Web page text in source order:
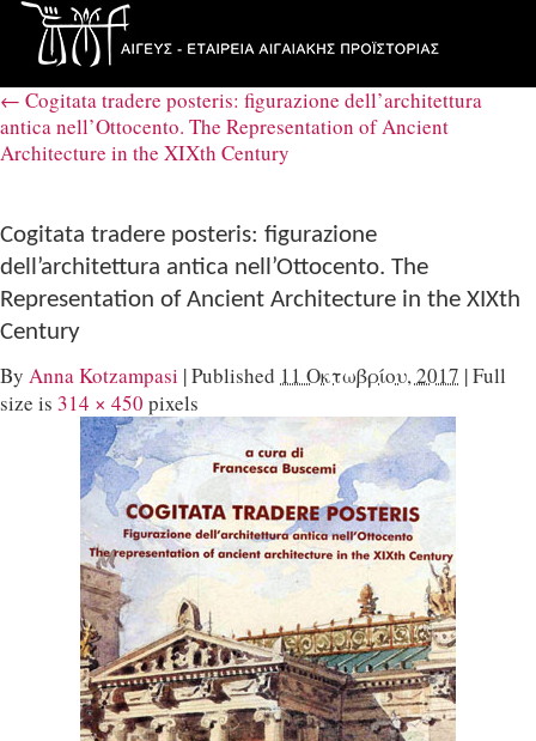
← Cogitata tradere posteris: figurazione dell’architettura
antica nell’Ottocento. The Representation of Ancient
Architecture in the XIXth Century
Cogitata tradere posteris: figurazione
dell’architettura antica nell’Ottocento. The
Representation of Ancient Architecture in the XIXth
Century
By Anna Kotzampasi |Published 11 Οκτωβρίου, 2017 |Full
size is 314 × 450 pixels